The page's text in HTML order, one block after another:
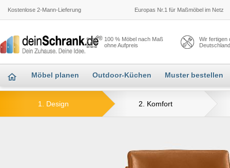
Kostenlose 2-Mann-Lieferung Europas Nr.1 für Maßmöbel im Netz
100 % Möbel nach Maß
ohne Aufpreis
Wir fertigen
Möbel planen Outdoor-Küchen Muster bestellen
2. Komfort
1. Design